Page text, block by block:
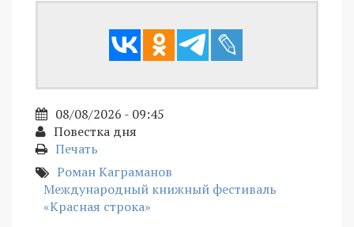
08/08/2026 - 09:45
Повестка дня
Печать
Роман Каграманов
Международный книжный фестиваль
«Красная строка»